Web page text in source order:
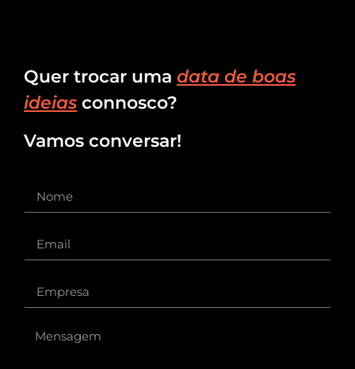
Quer trocar uma data de boas
ideias connosco?
Vamos conversar!